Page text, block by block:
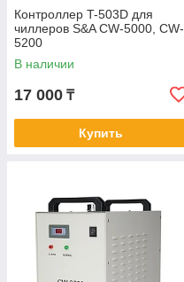
Контроллер T-503D для
чиллеров S&A CW-5000, CW-
5200
В наличии
17 000 ₸
Купить